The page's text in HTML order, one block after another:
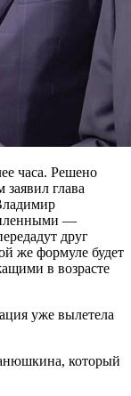
часа. Решено
глава
пленными —
друг
же формуле будет
в возрасте
уже вылетела
который